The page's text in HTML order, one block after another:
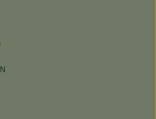
hofbauernhof/
www.facebook.com/